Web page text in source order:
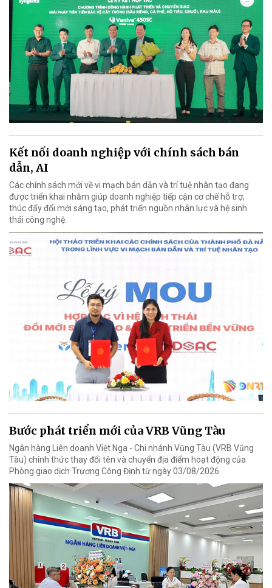
Kết nối doanh nghiệp với chính sách bán
dẫn, AI
Các chính sách mới về vi mạch bán dẫn và trí tuệ nhân tạo đang
được triển khai nhằm giúp doanh nghiệp tiếp cận cơ chế hỗ trợ,
thúc đẩy đổi mới sáng tạo, phát triển nguồn nhân lực và hệ sinh
thái công nghệ.
Bước phát triển mới của VRB Vũng Tàu
Ngân hàng Liên doanh Việt Nga - Chi nhánh Vũng Tàu (VRB Vũng
Tàu) chính thức thay đổi tên và chuyển địa điểm hoạt động của
Phòng giao dịch Trương Công Định từ ngày 03/08/2026.